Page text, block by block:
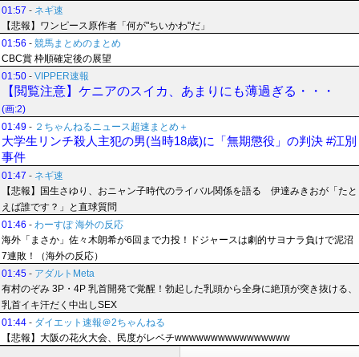
01:57 - ネギ速
【悲報】ワンピース原作者「何が"ちいかわ"だ」
01:56 - 競馬まとめのまとめ
CBC賞 枠順確定後の展望
01:50 - VIPPER速報
【閲覧注意】ケニアのスイカ、あまりにも薄過ぎる・・・
(画:2)
01:49 - ２ちゃんねるニュース超速まとめ＋
大学生リンチ殺人主犯の男(当時18歳)に「無期懲役」の判決 #江別
事件
01:47 - ネギ速
【悲報】国生さゆり、おニャン子時代のライバル関係を語る 伊達みきおが「たと
えば誰です？」と直球質問
01:46 - わーすぽ 海外の反応
海外「まさか」佐々木朗希が6回まで力投！ドジャースは劇的サヨナラ負けで泥沼
7連敗！（海外の反応）
01:45 - アダルトMeta
有村のぞみ 3P・4P 乳首開発で覚醒！勃起した乳頭から全身に絶頂が突き抜ける、
乳首イキ汗だく中出しSEX
01:44 - ダイエット速報＠2ちゃんねる
【悲報】大阪の花火大会、民度がレベチwwwwwwwwwwwwwwww